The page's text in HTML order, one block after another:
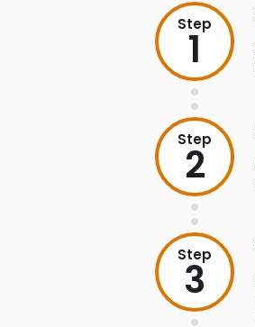
Step
1
Step
2
Step
3